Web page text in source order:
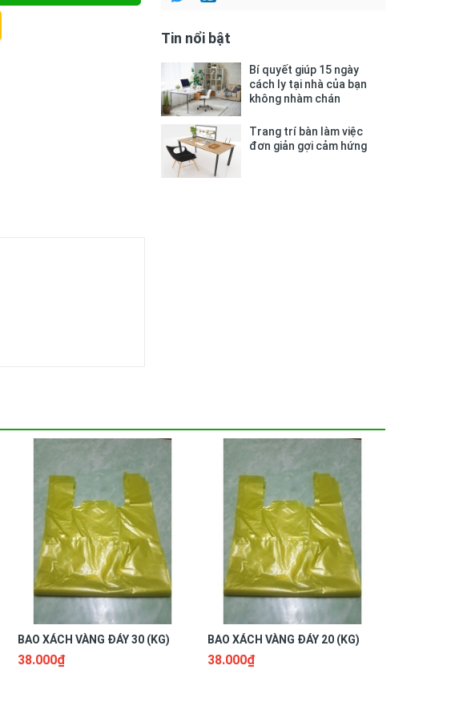
Tin nổi bật
Bí quyết giúp 15 ngày
cách ly tại nhà của bạn
không nhàm chán
Trang trí bàn làm việc
đơn giản gợi cảm hứng
BAO XÁCH VÀNG ĐÁY 30 (KG)
38.000₫
BAO XÁCH VÀNG ĐÁY 20 (KG)
38.000₫